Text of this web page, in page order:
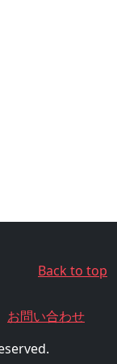
Back to top
お問い合わせ